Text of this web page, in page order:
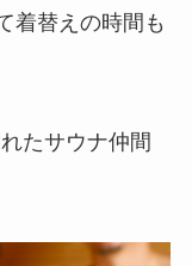
着替えの時間も
たサウナ仲間